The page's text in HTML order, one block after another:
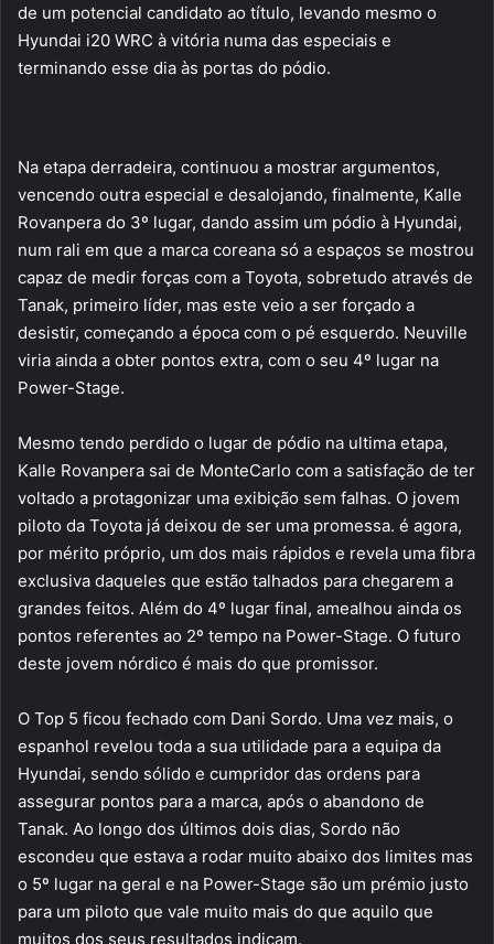
de um potencial candidato ao título, levando mesmo o
Hyundai i20 WRC à vitória numa das especiais e
terminando esse dia às portas do pódio.
Na etapa derradeira, continuou a mostrar argumentos,
vencendo outra especial e desalojando, finalmente, Kalle
Rovanpera do 3º lugar, dando assim um pódio à Hyundai,
num rali em que a marca coreana só a espaços se mostrou
capaz de medir forças com a Toyota, sobretudo através de
Tanak, primeiro líder, mas este veio a ser forçado a
desistir, começando a época com o pé esquerdo. Neuville
viria ainda a obter pontos extra, com o seu 4º lugar na
Power-Stage.
Mesmo tendo perdido o lugar de pódio na ultima etapa,
Kalle Rovanpera sai de MonteCarlo com a satisfação de ter
voltado a protagonizar uma exibição sem falhas. O jovem
piloto da Toyota já deixou de ser uma promessa. é agora,
por mérito próprio, um dos mais rápidos e revela uma fibra
exclusiva daqueles que estão talhados para chegarem a
grandes feitos. Além do 4º lugar final, amealhou ainda os
pontos referentes ao 2º tempo na Power-Stage. O futuro
deste jovem nórdico é mais do que promissor.
O Top 5 ficou fechado com Dani Sordo. Uma vez mais, o
espanhol revelou toda a sua utilidade para a equipa da
Hyundai, sendo sólido e cumpridor das ordens para
assegurar pontos para a marca, após o abandono de
Tanak. Ao longo dos últimos dois dias, Sordo não
escondeu que estava a rodar muito abaixo dos limites mas
o 5º lugar na geral e na Power-Stage são um prémio justo
para um piloto que vale muito mais do que aquilo que
muitos dos seus resultados indicam.